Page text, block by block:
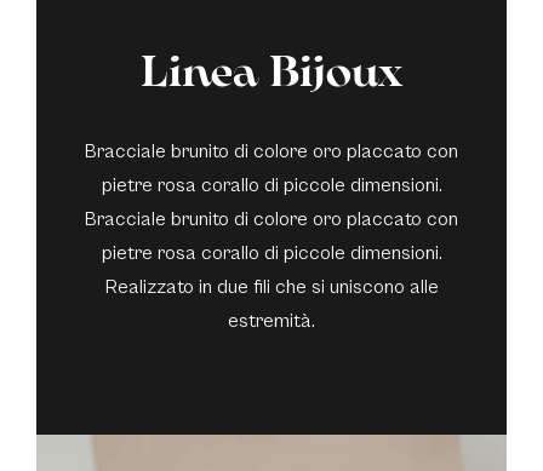
Linea Bijoux
Bracciale brunito di colore oro placcato con
pietre rosa corallo di piccole dimensioni.
Bracciale brunito di colore oro placcato con
pietre rosa corallo di piccole dimensioni.
Realizzato in due fili che si uniscono alle
estremità.